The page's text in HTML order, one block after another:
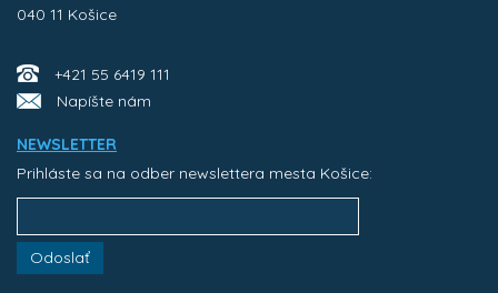
040 11 Košice
+421 55 6419 111
Napíšte nám
NEWSLETTER
Prihláste sa na odber newslettera mesta Košice:
Odoslať